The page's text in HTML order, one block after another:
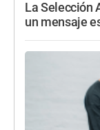
La Selección
un mensaje